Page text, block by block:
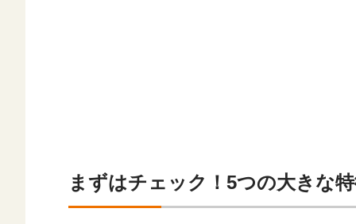
まずはチェック！5つの大きな